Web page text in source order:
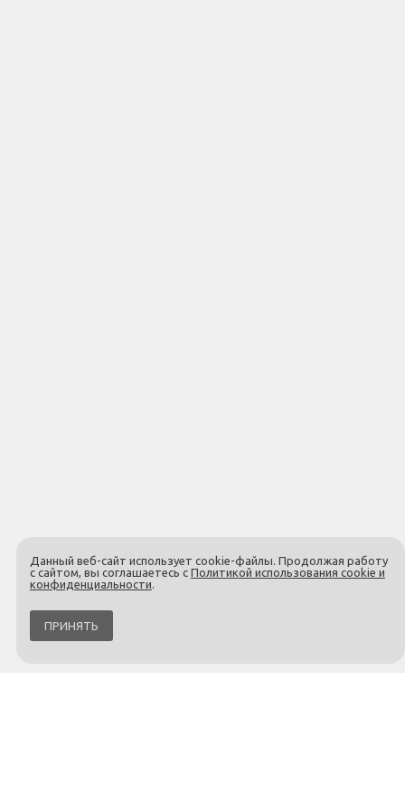
Данный веб-сайт использует cookie-файлы. Продолжая работу
с сайтом, вы соглашаетесь с Политикой использования cookie и
конфиденциальности.
ПРИНЯТЬ